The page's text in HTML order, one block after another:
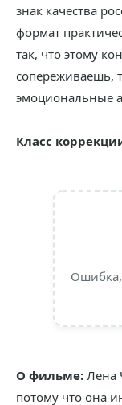
знак качества
формат
так, что этому
сопереживаешь,
эмоциональные
Класс
О фильме: Лена
потому что она